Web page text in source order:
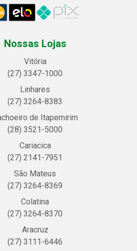
Nossas Lojas
Vitória
(27) 3347-1000
Linhares
(27) 3264-8383
de Itapemirim
(28) 3521-5000
Cariacica
(27) 2141-7951
São Mateus
(27) 3264-8369
Colatina
(27) 3264-8370
Aracruz
(27) 3111-6446